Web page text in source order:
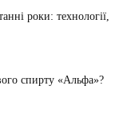
роки: технології,
спирту «Альфа»?